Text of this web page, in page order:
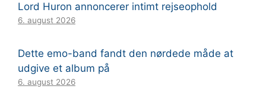
Lord Huron annoncerer intimt rejseophold
6. august 2026
Dette emo-band fandt den nørdede måde at
udgive et album på
6. august 2026